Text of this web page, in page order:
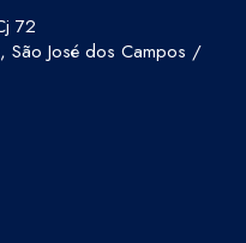
72
São José dos Campos /